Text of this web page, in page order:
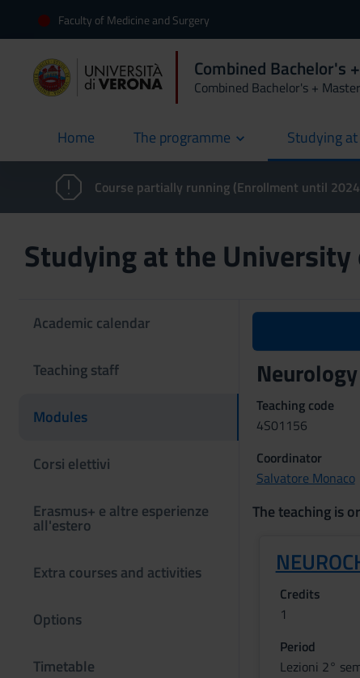
Faculty of Medicine and Surgery
Combined Bachelor's
Combined Bachelor's +
Home
current The programme Studying
Course partially running (Enrollment until
Studying at the University
Academic calendar
Teaching staff
Modules
Corsi elettivi
Erasmus+ e altre esperienze
all'estero
Extra courses and activities
Options
Timetable
Teaching code
4S01156
Coordinator
Salvatore Monaco
The teaching is
Credits
1
Period
Lezioni 2°